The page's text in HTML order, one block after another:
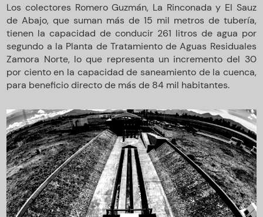
Los colectores Romero Guzmán, La Rinconada y El Sauz
de Abajo, que suman más de 15 mil metros de tubería,
tienen la capacidad de conducir 261 litros de agua por
segundo a la Planta de Tratamiento de Aguas Residuales
Zamora Norte, lo que representa un incremento del 30
por ciento en la capacidad de saneamiento de la cuenca,
para beneficio directo de más de 84 mil habitantes.